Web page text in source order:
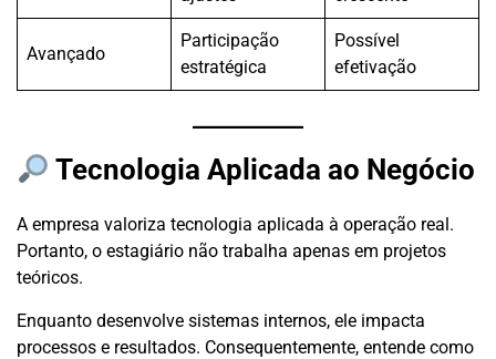
Avançado
Participação
estratégica
Possível
efetivação
Tecnologia Aplicada ao Negócio
A empresa valoriza tecnologia aplicada à operação real.
Portanto, o estagiário não trabalha apenas em projetos
teóricos.
Enquanto desenvolve sistemas internos, ele impacta
processos e resultados. Consequentemente, entende como